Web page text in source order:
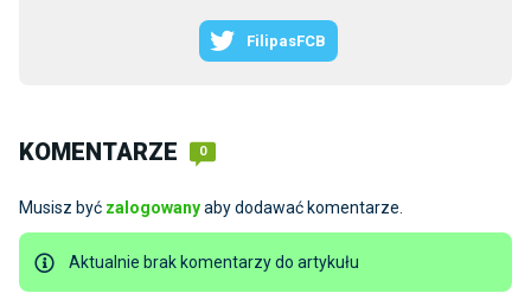
FilipasFCB
KOMENTARZE 0
Musisz być zalogowanyaby dodawać komentarze.
Aktualnie brak komentarzy do artykułu